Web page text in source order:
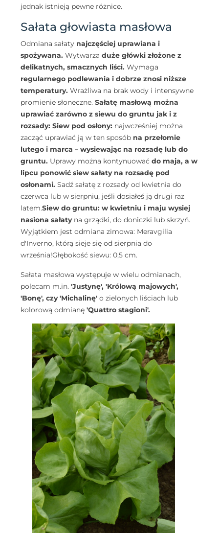
jednak istnieją pewne różnice.
Sałata głowiasta masłowa
Odmiana sałaty najczęściej uprawiana i
spożywana. Wytwarza duże główki złożone z
delikatnych, smacznych liści. Wymaga
regularnego podlewania i dobrze znosi niższe
temperatury. Wrażliwa na brak wody i intensywne
promienie słoneczne. Sałatę masłową można
uprawiać zarówno z siewu do gruntu jak i z
rozsady: Siew pod osłony: najwcześniej można
zacząć uprawiać ją w ten sposób na przełomie
lutego i marca – wysiewając na rozsadę lub do
gruntu. Uprawy można kontynuować do maja, a w
lipcu ponowić siew sałaty na rozsadę pod
osłonami. Sadź sałatę z rozsady od kwietnia do
czerwca lub w sierpniu, jeśli dosiałeś ją drugi raz
latem.Siew do gruntu: w kwietniu i maju wysiej
nasiona sałatyna grządki, do doniczki lub skrzyń.
Wyjątkiem jest odmiana zimowa: Meravgilia
d'Inverno, którą sieje się od sierpnia do
września!Głębokość siewu: 0,5 cm.
Sałata masłowa występuje w wielu odmianach,
polecam m.in. 'Justynę', 'Królową majowych',
'Bonę', czy 'Michalinę' o zielonych liściach lub
kolorową odmianę 'Quattro stagioni'.